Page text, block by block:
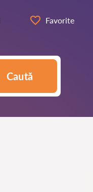
Favorite
Caută